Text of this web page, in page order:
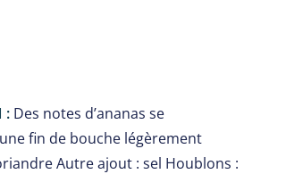
:Des notes d’ananas se
fin de bouche légèrement
Autre ajout : sel Houblons :